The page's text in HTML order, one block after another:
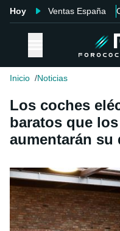
Hoy Ventas España
Inicio Noticias
Los coches
baratos que
aumentarán su